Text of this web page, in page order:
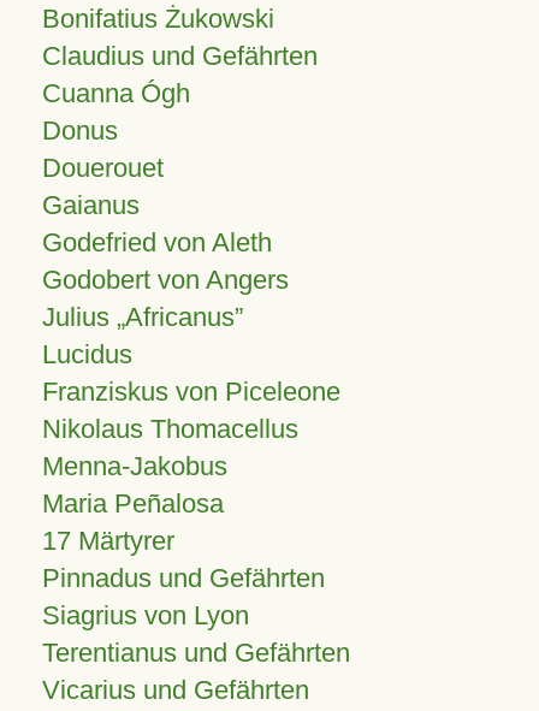
Bonifatius Żukowski
Claudius und Gefährten
Cuanna Ógh
Donus
Douerouet
Gaianus
Godefried von Aleth
Godobert von Angers
Julius Africanus
Lucidus
Franziskus von Piceleone
Nikolaus Thomacellus
Menna-Jakobus
Maria Peñalosa
17 Märtyrer
Pinnadus und Gefährten
Siagrius von Lyon
Terentianus und Gefährten
Vicarius und Gefährten